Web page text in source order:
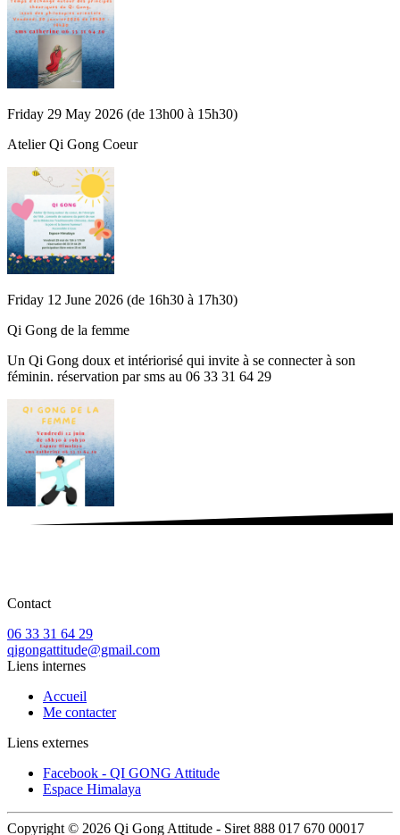
Friday 29 May 2026 (de 13h00 à 15h30)
Atelier Qi Gong Coeur
Friday 12 June 2026 (de 16h30 à 17h30)
Qi Gong de la femme
Un Qi Gong doux et intériorisé qui invite à se connecter à son
féminin. réservation par sms au 06 33 31 64 29
Contact
06 33 31 64 29
qigongattitude@gmail.com
Liens internes
Accueil
Me contacter
Liens externes
Facebook - QI GONG Attitude
Espace Himalaya
Copyright © 2026 Qi Gong Attitude - Siret 888 017 670 00017